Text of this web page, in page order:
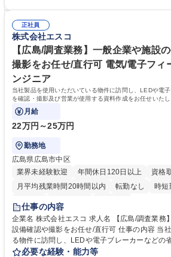
（平日に代休を取得）【取扱製品】LED照明・
備・EV充電器など 募集職種 【札幌/法人営業】大手顧客向け省エネ製品提
案/年休128日/創業20年間黒字
台での長期就業可能です■今後、更なる組織拡大
関係なく、キャリアアップ可能です 学歴・資格 学歴：大学院 大学 高専 短
大 専修学校 高校 語学力： 資格：第一種運転免
正社員
株式会社エスコ
【広島/調査業務】一般企業や施設
撮影をお任せ/直行可 電気/電子フィ
ンジニア
当社製品を使用いただいている物件に訪問し、LEDや電
を確認・撮影及び営業が使用する資料作成をお任せいた
り、場合によっては居住者に説明資料を用いて
月給
22万円～25万円
勤務地
広島県広島市中区
業界未経験歓迎
年間休日120日以上
資格
月平均残業時間20時間以内
転勤なし 時短
在宅OK
土日祝休み
仕事の内容
企業名 株式会社エスコ 求人名 【広島/調査業務】一般企業や施設の省エネ
設備確認や撮影をお任せ/直行可 仕事の内容 当社製品を使用いただいてい
る物件に訪問し、LEDや電子ブレーカーなどの
び営業が使用する資料作成をお任せいたします
必要な経験・能力等